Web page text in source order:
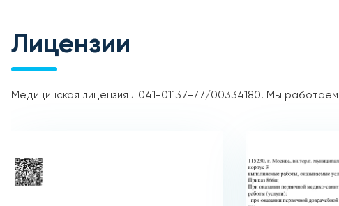
Лицензии
Медицинская лицензия Л041-01137-77/00334180. Мы